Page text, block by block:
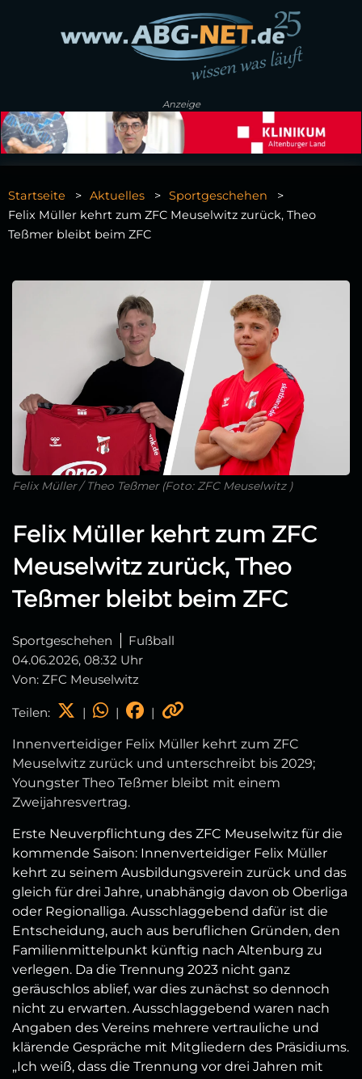
Anzeige
Startseite Aktuelles
Sportgeschehen
Felix Müller kehrt zum ZFC Meuselwitz zurück, Theo
Teßmer bleibt beim ZFC
Felix Müller / Theo Teßmer (Foto: ZFC Meuselwitz )
Felix Müller kehrt zum ZFC
Meuselwitz zurück, Theo
Teßmer bleibt beim ZFC
Sportgeschehen
Fußball
04.06.2026, 08:32 Uhr
Von: ZFC Meuselwitz
Teilen: | | |
Innenverteidiger Felix Müller kehrt zum ZFC
Meuselwitz zurück und unterschreibt bis 2029;
Youngster Theo Teßmer bleibt mit einem
Zweijahresvertrag.
Erste Neuverpflichtung des ZFC Meuselwitz für die
kommende Saison: Innenverteidiger Felix Müller
kehrt zu seinem Ausbildungsverein zurück und das
gleich für drei Jahre, unabhängig davon ob Oberliga
oder Regionalliga. Ausschlaggebend dafür ist die
Entscheidung, auch aus beruflichen Gründen, den
Familienmittelpunkt künftig nach Altenburg zu
verlegen. Da die Trennung 2023 nicht ganz
geräuschlos ablief, war dies zunächst so dennoch
nicht zu erwarten. Ausschlaggebend waren nach
Angaben des Vereins mehrere vertrauliche und
klärende Gespräche mit Mitgliedern des Präsidiums.
„Ich weiß, dass die Trennung vor drei Jahren mit